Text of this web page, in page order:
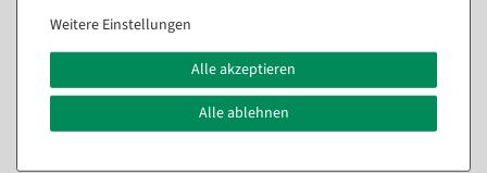
Künstlicher Forsythienzweig
gelb, 95 cm
11,84 €
Blumenstrauß 38 cm
9,46 €
Weitere Einstellungen
Alle akzeptieren
Alle ablehnen